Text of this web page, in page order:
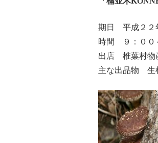
期日 平成２２
時間 ９：００
出店 椎葉村物
主な出品物 生